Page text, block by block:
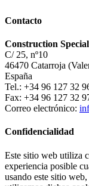
Contacto
Construction
C/ 25, nº10
46470 Catarroja
España
Tel.: +34 96 127 32
Fax: +34 96 127 32
Correo electrónico:
Confidencialidad
Este sitio web utiliza
experiencia posible
usando este sitio